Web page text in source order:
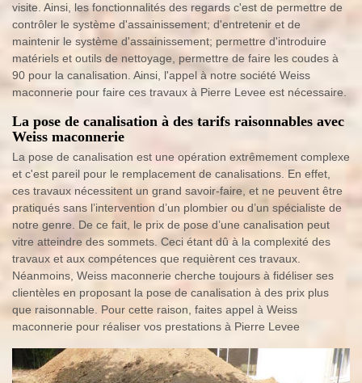
visite. Ainsi, les fonctionnalités des regards c'est de permettre de
contrôler le système d'assainissement; d'entretenir et de
maintenir le système d'assainissement; permettre d'introduire
matériels et outils de nettoyage, permettre de faire les coudes à
90 pour la canalisation. Ainsi, l'appel à notre société Weiss
maconnerie pour faire ces travaux à Pierre Levee est nécessaire.
La pose de canalisation à des tarifs raisonnables avec
Weiss maconnerie
La pose de canalisation est une opération extrêmement complexe
et c'est pareil pour le remplacement de canalisations. En effet,
ces travaux nécessitent un grand savoir-faire, et ne peuvent être
pratiqués sans l’intervention d’un plombier ou d’un spécialiste de
notre genre. De ce fait, le prix de pose d’une canalisation peut
vitre atteindre des sommets. Ceci étant dû à la complexité des
travaux et aux compétences que requièrent ces travaux.
Néanmoins, Weiss maconnerie cherche toujours à fidéliser ses
clientèles en proposant la pose de canalisation à des prix plus
que raisonnable. Pour cette raison, faites appel à Weiss
maconnerie pour réaliser vos prestations à Pierre Levee